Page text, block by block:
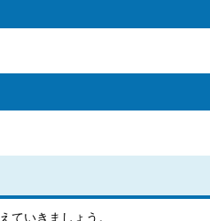
ていきましょう。